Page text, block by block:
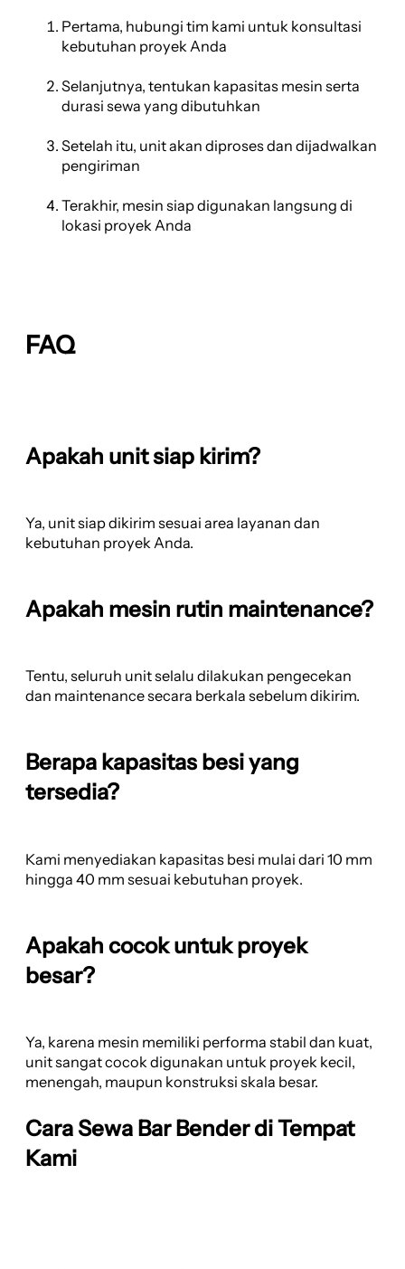
Pertama, hubungi tim kami untuk konsultasi
kebutuhan proyek Anda
Selanjutnya, tentukan kapasitas mesin serta
durasi sewa yang dibutuhkan
Setelah itu, unit akan diproses dan dijadwalkan
pengiriman
Terakhir, mesin siap digunakan langsung di
lokasi proyek Anda
FAQ
Apakah unit siap kirim?
Ya, unit siap dikirim sesuai area layanan dan
kebutuhan proyek Anda.
Apakah mesin rutin maintenance?
Tentu, seluruh unit selalu dilakukan pengecekan
dan maintenance secara berkala sebelum dikirim.
Berapa kapasitas besi yang
tersedia?
Kami menyediakan kapasitas besi mulai dari 10 mm
hingga 40 mm sesuai kebutuhan proyek.
Apakah cocok untuk proyek
besar?
Ya, karena mesin memiliki performa stabil dan kuat,
unit sangat cocok digunakan untuk proyek kecil,
menengah, maupun konstruksi skala besar.
Cara Sewa Bar Bender di Tempat
Kami